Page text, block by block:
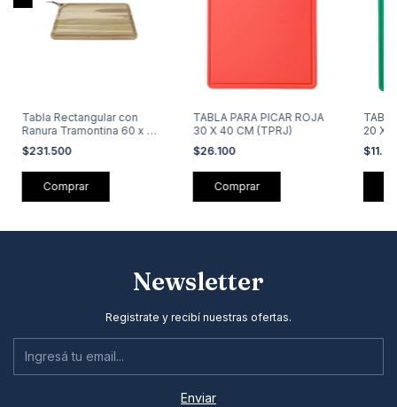
Tabla Rectangular con
Ranura Tramontina 60 x 36
x 2,2 cm (13215-052)
$231.500
TABLA PARA PICAR ROJA
30 X 40 CM (TPRJ)
$26.100
20 X
Newsletter
Registrate y recibí nuestras ofertas.